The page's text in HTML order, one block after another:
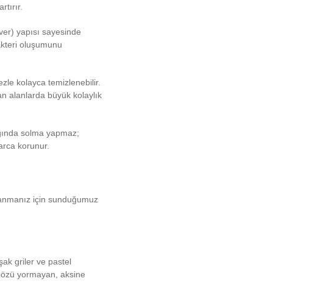
yapısı sayesinde
oluşumunu
kolayca temizlenebilir.
alanlarda büyük kolaylık
solma yapmaz;
korunur.
için sunduğumuz
griler ve pastel
yormayan, aksine